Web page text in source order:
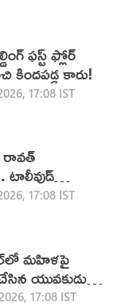
ఫస్ట్ ఫ్లోర్
కిందపడ్డ కారు!
17:08 IST
రావత్
టాలీవుడ్
17:08 IST
మహిళపై
యువకుడు
17:08 IST